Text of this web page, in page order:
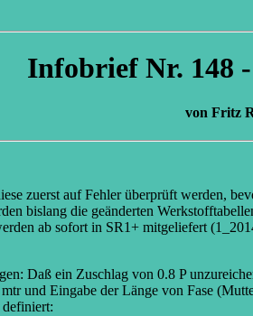
Infobrief Nr. 148 -
von Fritz
zuerst auf Fehler überprüft werden,
bislang die geänderten
ab sofort in SR1+ mitgeliefert
Daß ein Zuschlag von 0.8 P
und Eingabe der Länge von Fase
definiert: